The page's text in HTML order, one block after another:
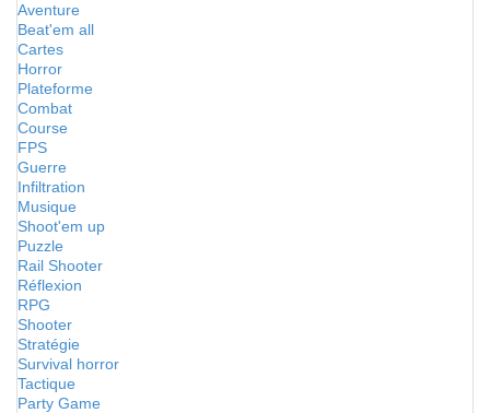
Aventure
Beat'em all
Cartes
Horror
Plateforme
Combat
Course
FPS
Guerre
Infiltration
Musique
Shoot'em up
Puzzle
Rail Shooter
Réflexion
RPG
Shooter
Stratégie
Survival horror
Tactique
Party Game